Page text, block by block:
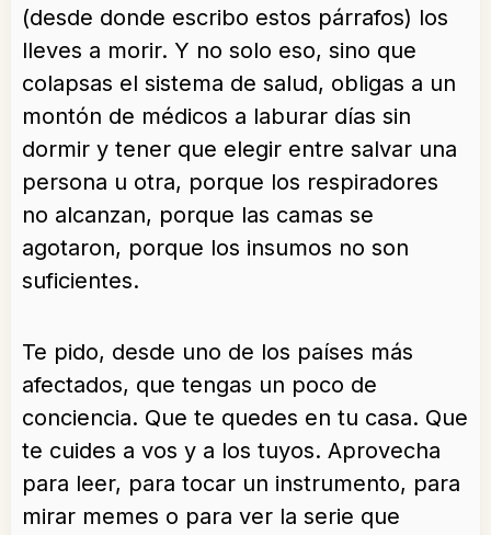
(desde donde escribo estos párrafos) los
lleves a morir. Y no solo eso, sino que
colapsas el sistema de salud, obligas a un
montón de médicos a laburar días sin
dormir y tener que elegir entre salvar una
persona u otra, porque los respiradores
no alcanzan, porque las camas se
agotaron, porque los insumos no son
suficientes.
Te pido, desde uno de los países más
afectados, que tengas un poco de
conciencia. Que te quedes en tu casa. Que
te cuides a vos y a los tuyos. Aprovecha
para leer, para tocar un instrumento, para
mirar memes o para ver la serie que